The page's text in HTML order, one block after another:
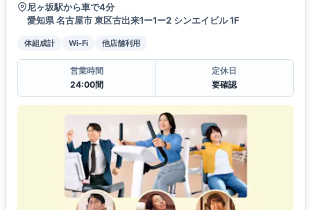
尼ヶ坂駅から車で4分
愛知県 名古屋市 東区古出来1ー1ー2 シンエイビル 1F
体組成計 Wi-Fi 他店舗利用
営業時間
24:00間
定休日
要確認